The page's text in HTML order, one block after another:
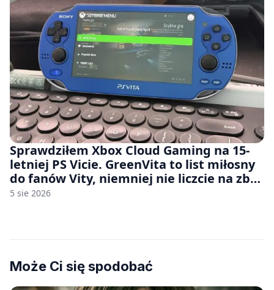
Sprawdziłem Xbox Cloud Gaming na 15-
letniej PS Vicie. GreenVita to list miłosny
do fanów Vity, niemniej nie liczcie na zbyt
wiele [FELIETON]
5 sie 2026
Może Ci się spodobać